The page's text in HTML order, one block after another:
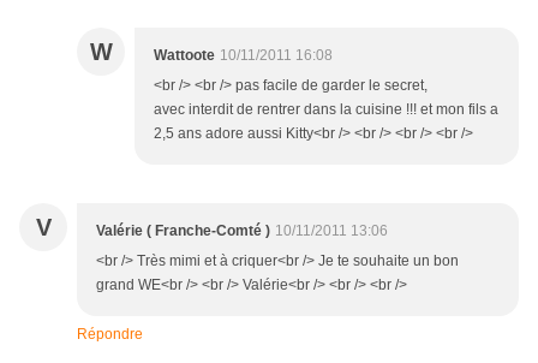
W Wattoote 10/11/2011 16:08
<br /> <br /> pas facile de garder le secret,
avec interdit de rentrer dans la cuisine !!! et mon fils a
2,5 ans adore aussi Kitty<br /> <br /> <br /> <br />
V Valérie ( Franche-Comté ) 10/11/2011 13:06
<br /> Très mimi et à criquer<br /> Je te souhaite un bon
grand WE<br /> <br /> Valérie<br /> <br /> <br />
Répondre